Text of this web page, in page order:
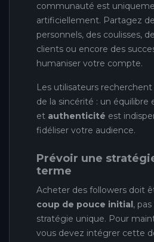
communauté est
artificiellement. Partagez
personnels, des coulisses,
clients ou encore des
humaniser votre compte.
Les utilisateurs
de la sincérité : un équilibre
et authenticité est
fidéliser votre audience.
Prévoir une
terme
Acheter des followers doit
coup de pouce initial ,
stratégie unique. Pour
vous devez intégrer cette